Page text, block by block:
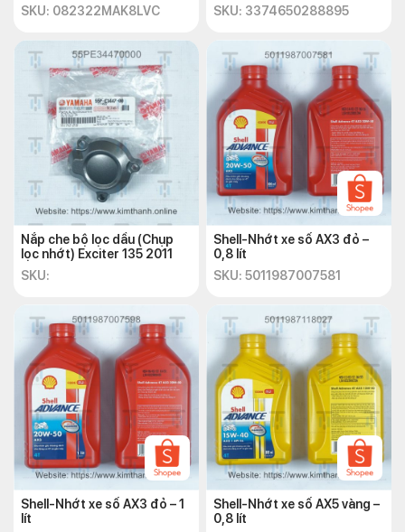
SKU: 082322MAK8LVC
SKU: 3374650288895
Nắp che bộ lọc dầu (Chụp
lọc nhớt) Exciter 135 2011
SKU:
Shell-Nhớt xe số AX3 đỏ –
0,8 lít
SKU: 5011987007581
Shell-Nhớt xe số AX3 đỏ – 1
lít
Shell-Nhớt xe số AX5 vàng –
0,8 lít